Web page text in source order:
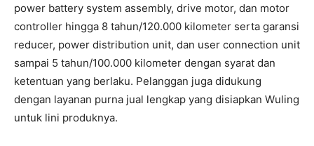
power battery system assembly, drive motor, dan motor
controller hingga 8 tahun/120.000 kilometer serta garansi
reducer, power distribution unit, dan user connection unit
sampai 5 tahun/100.000 kilometer dengan syarat dan
ketentuan yang berlaku. Pelanggan juga didukung
dengan layanan purna jual lengkap yang disiapkan Wuling
untuk lini produknya.